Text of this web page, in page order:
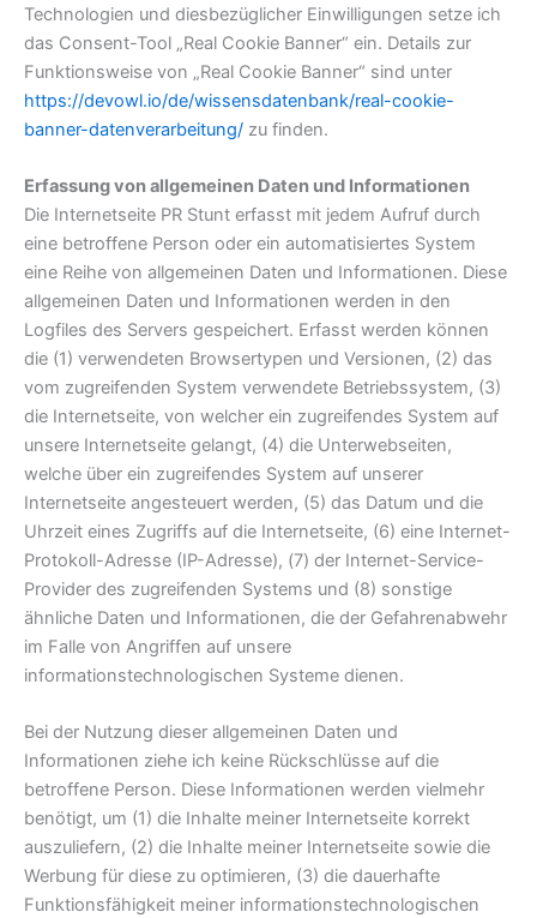
Technologien und diesbezüglicher Einwilligungen setze ich
das Consent-Tool „Real Cookie Banner“ ein. Details zur
Funktionsweise von „Real Cookie Banner“ sind unter
https://devowl.io/de/wissensdatenbank/real-cookie-
banner-datenverarbeitung/ zu finden.
Erfassung von allgemeinen Daten und Informationen
Die Internetseite PR Stunt erfasst mit jedem Aufruf durch
eine betroffene Person oder ein automatisiertes System
eine Reihe von allgemeinen Daten und Informationen. Diese
allgemeinen Daten und Informationen werden in den
Logfiles des Servers gespeichert. Erfasst werden können
die (1) verwendeten Browsertypen und Versionen, (2) das
vom zugreifenden System verwendete Betriebssystem, (3)
die Internetseite, von welcher ein zugreifendes System auf
unsere Internetseite gelangt, (4) die Unterwebseiten,
welche über ein zugreifendes System auf unserer
Internetseite angesteuert werden, (5) das Datum und die
Uhrzeit eines Zugriffs auf die Internetseite, (6) eine Internet-
Protokoll-Adresse (IP-Adresse), (7) der Internet-Service-
Provider des zugreifenden Systems und (8) sonstige
ähnliche Daten und Informationen, die der Gefahrenabwehr
im Falle von Angriffen auf unsere
informationstechnologischen Systeme dienen.
Bei der Nutzung dieser allgemeinen Daten und
Informationen ziehe ich keine Rückschlüsse auf die
betroffene Person. Diese Informationen werden vielmehr
benötigt, um (1) die Inhalte meiner Internetseite korrekt
auszuliefern, (2) die Inhalte meiner Internetseite sowie die
Werbung für diese zu optimieren, (3) die dauerhafte
Funktionsfähigkeit meiner informationstechnologischen